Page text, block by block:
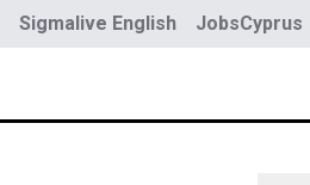
Sigmalive English JobsCyprus